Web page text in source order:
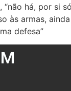
“não há, por si
às armas,
defesa”